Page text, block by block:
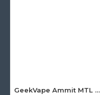
GeekVape Ammit MTL Atomizer Camı